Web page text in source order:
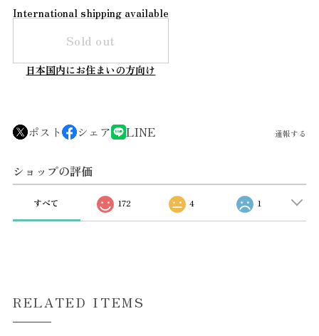
International shipping available
Sold out
日本国内にお住まいの方向け
ポスト シェア LINE 通報する
ショップの評価
すべて 172 4 1
RELATED ITEMS